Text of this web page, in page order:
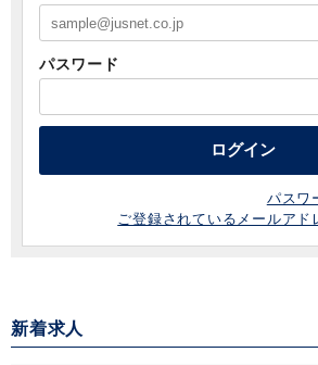
パスワード
ログイン
パスワ
ご登録されているメールアド
新着求人